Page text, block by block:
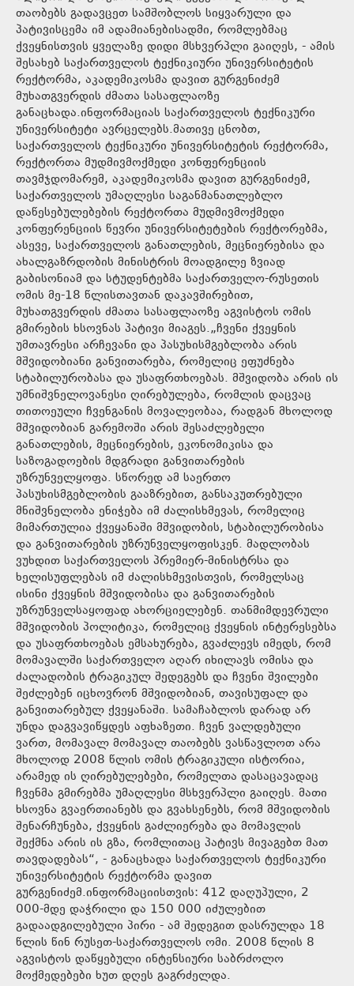
თაობებს გადავცეთ სამშობლოს სიყვარული და
პატივისცემა იმ ადამიანებისადმი, რომლებმაც
ქვეყნისთვის ყველაზე დიდი მსხვერპლი გაიღეს, - ამის
შესახებ საქართველოს ტექნიკიური უნივერსიტეტის
რექტორმა, აკადემიკოსმა დავით გურგენიძემ
მუხათგვერდის ძმათა სასაფლაოზე
განაცხადა.ინფორმაციას საქართველოს ტექნიკური
უნივერსიტეტი ავრცელებს.მათივე ცნობთ,
საქართველოს ტექნიკური უნივერსიტეტის რექტორმა,
რექტორთა მუდმივმოქმედი კონფერენციის
თავმჯდომარემ, აკადემიკოსმა დავით გურგენიძემ,
საქართველოს უმაღლესი საგანმანათლებლო
დაწესებულებების რექტორთა მუდმივმოქმედი
კონფერენციის წევრი უნივერსიტეტების რექტორებმა,
ასევე, საქართველოს განათლების, მეცნიერებისა და
ახალგაზრდობის მინისტრის მოადგილე ზვიად
გაბისონიამ და სტუდენტებმა საქართველო-რუსეთის
ომის მე-18 წლისთავთან დაკავშირებით,
მუხათგვერდის ძმათა სასაფლაოზე აგვისტოს ომის
გმირების ხსოვნას პატივი მიაგეს.„ჩვენი ქვეყნის
უმთავრესი არჩევანი და პასუხისმგებლობა არის
მშვიდობიანი განვითარება, რომელიც ეფუძნება
სტაბილურობასა და უსაფრთხოებას. მშვიდობა არის ის
უმნიშვნელოვანესი ღირებულება, რომლის დაცვაც
თითოეული ჩვენგანის მოვალეობაა, რადგან მხოლოდ
მშვიდობიან გარემოში არის შესაძლებელი
განათლების, მეცნიერების, ეკონომიკისა და
საზოგადოების მდგრადი განვითარების
უზრუნველყოფა. სწორედ ამ საერთო
პასუხისმგებლობის გააზრებით, განსაკუთრებული
მნიშვნელობა ენიჭება იმ ძალისხმევას, რომელიც
მიმართულია ქვეყანაში მშვიდობის, სტაბილურობისა
და განვითარების უზრუნველყოფისკენ. მადლობას
ვუხდით საქართველოს პრემიერ-მინისტრსა და
ხელისუფლებას იმ ძალისხმევისთვის, რომელსაც
ისინი ქვეყნის მშვიდობისა და განვითარების
უზრუნველსაყოფად ახორციელებენ. თანმიმდევრული
მშვიდობის პოლიტიკა, რომელიც ქვეყნის ინტერესებსა
და უსაფრთხოებას ემსახურება, გვაძლევს იმედს, რომ
მომავალში საქართველო აღარ იხილავს ომისა და
ძალადობის ტრაგიკულ შედეგებს და ჩვენი შვილები
შეძლებენ იცხოვრონ მშვიდობიან, თავისუფალ და
განვითარებულ ქვეყანაში. სამაჩაბლოს დარად არ
უნდა დაგვავიწყდეს აფხაზეთი. ჩვენ ვალდებული
ვართ, მომავალ მომავალ თაობებს ვასწავლოთ არა
მხოლოდ 2008 წლის ომის ტრაგიკული ისტორია,
არამედ ის ღირებულებები, რომელთა დასაცავადაც
ჩვენმა გმირებმა უმაღლესი მსხვერპლი გაიღეს. მათი
ხსოვნა გვაერთიანებს და გვახსენებს, რომ მშვიდობის
შენარჩუნება, ქვეყნის გაძლიერება და მომავლის
შექმნა არის ის გზა, რომლითაც პატივს მივაგებთ მათ
თავდადებას“, - განაცხადა საქართველოს ტექნიკური
უნივერსიტეტის რექტორმა დავით
გურგენიძემ.ინფორმაციისთვის: 412 დაღუპული, 2
000-მდე დაჭრილი და 150 000 იძულებით
გადაადგილებული პირი - ამ შედეგით დასრულდა 18
წლის წინ რუსეთ-საქართველოს ომი. 2008 წლის 8
აგვისტოს დაწყებული ინტენსიური საბრძოლო
მოქმედებები ხუთ დღეს გაგრძელდა.